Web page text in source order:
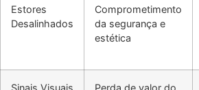
Estores
Desalinhados
Comprometimento
da segurança e
estética
Sinais Visuais
Perda de valor do